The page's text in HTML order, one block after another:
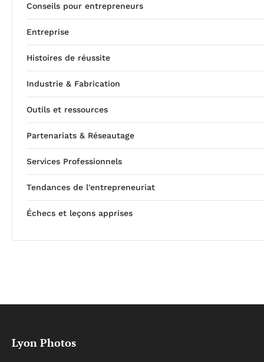
Conseils pour entrepreneurs
Entreprise
Histoires de réussite
Industrie & Fabrication
Outils et ressources
Partenariats & Réseautage
Services Professionnels
Tendances de l'entrepreneuriat
Échecs et leçons apprises
Lyon Photos